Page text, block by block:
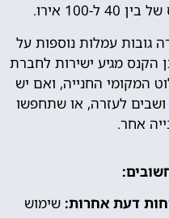
100 אירו.
גובות עמלות נוספות על
הקנס מגיע ישירות לחברת
המקומי החנייה, ואם יש
לעזרה, או שתחפשו
אחר.
דעת אחרות:שימוש